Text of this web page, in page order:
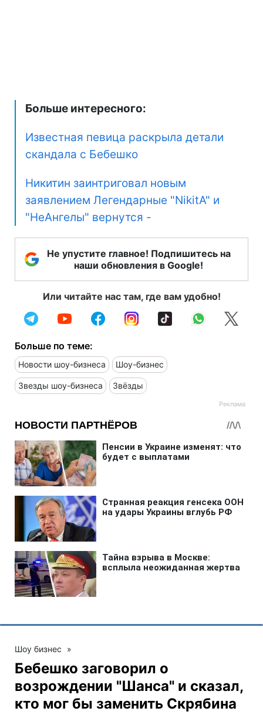
Больше интересного:
Известная певица раскрыла детали
скандала с Бебешко
Никитин заинтриговал новым
заявлением Легендарные "NikitA" и
"НеАнгелы" вернутся -
Не упустите главное! Подпишитесь на
наши обновления в Google!
Или читайте нас там, где вам удобно!
Больше по теме:
Новости шоу-бизнеса Шоу-бизнес
Звезды шоу-бизнеса Звёзды
Шоу бизнес »
Бебешко заговорил о
возрождении "Шанса" и сказал,
кто мог бы заменить Скрябина